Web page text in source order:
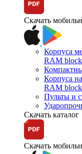
Скачать
Корпуса
RAM block
Корпуса
RAM block
Пульты и
Скачать каталог
Скачать